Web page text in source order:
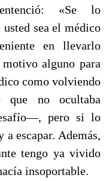
«Se lo
sea el médico
en llevarlo
alguno para
como volviendo
no ocultaba
pero si lo
escapar. Además,
tengo ya vivido
insoportable.